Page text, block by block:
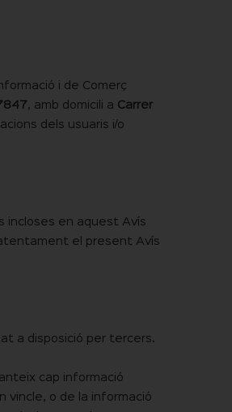
i de Comerç
, amb domicili a Carrer
dels usuaris i/o
incloses en aquest Avís
el present Avís
a disposició per tercers.
cap informació
vincle, o de la informació